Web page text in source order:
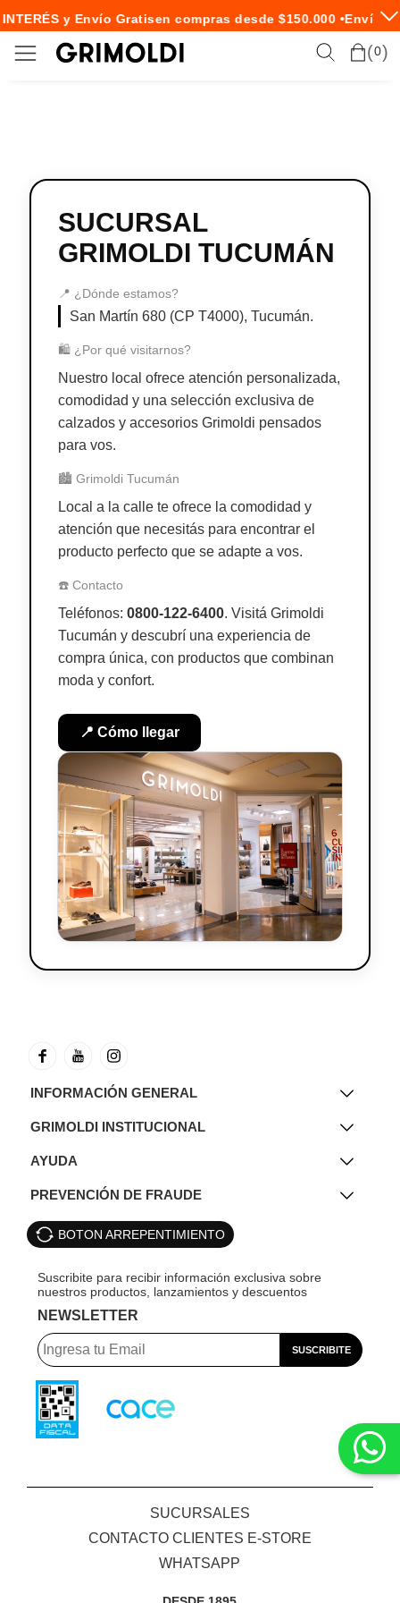
y Envío Gratisen compras desde $150.000 • Envío
0
SUCURSAL
GRIMOLDI TUCUMÁN
📍 ¿Dónde estamos?
San Martín 680 (CP T4000), Tucumán.
🛍️ ¿Por qué visitarnos?
Nuestro local ofrece atención personalizada,
comodidad y una selección exclusiva de
calzados y accesorios Grimoldi pensados
para vos.
🏙️ Grimoldi Tucumán
Local a la calle te ofrece la comodidad y
atención que necesitás para encontrar el
producto perfecto que se adapte a vos.
☎️ Contacto
Teléfonos:0800-122-6400. Visitá Grimoldi
Tucumán y descubrí una experiencia de
compra única, con productos que combinan
moda y confort.
📍 Cómo llegar
INFORMACIÓN GENERAL
GRIMOLDI INSTITUCIONAL
AYUDA
PREVENCIÓN DE FRAUDE
SUCURSALES
CONTACTO CLIENTES E-STORE
WHATSAPP
BOTON ARREPENTIMIENTO
NEWSLETTER